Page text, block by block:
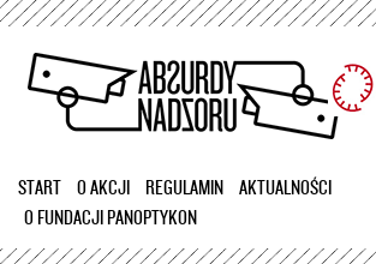
Przejdź
treści
START O AKCJI REGULAMIN
AKTUALNOŚCI
O FUNDACJI PANOPTYKON